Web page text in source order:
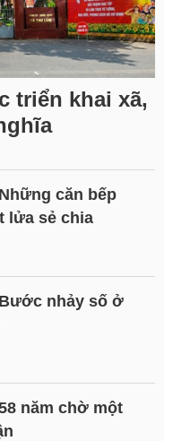
triển khai xã,
Những căn bếp
lửa sẻ chia
Bước nhảy số ở
năm chờ một